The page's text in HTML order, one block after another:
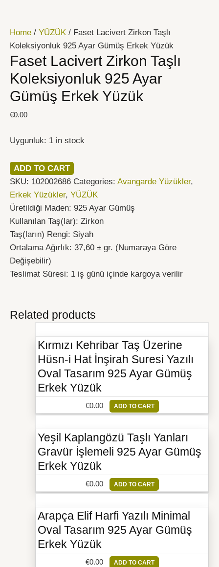
Home / YÜZÜK / Faset Lacivert Zirkon Taşlı
Koleksiyonluk 925 Ayar Gümüş Erkek Yüzük
Faset Lacivert Zirkon Taşlı
Koleksiyonluk 925 Ayar
Gümüş Erkek Yüzük
€0.00
Uygunluk: 1 in stock
Zirkon
Taşlı
Koleksiyonluk
925
Ayar
Gümüş
Erkek
quantity
ADD TO CART
SKU: 102002686 Categories: Avangarde Yüzükler,
Erkek Yüzükler, YÜZÜK
Üretildiği Maden: 925 Ayar Gümüş
Kullanılan Taş(lar): Zirkon
Taş(ların) Rengi: Siyah
Ortalama Ağırlık: 37,60 ± gr. (Numaraya Göre
Değişebilir)
Teslimat Süresi: 1 iş günü içinde kargoya verilir
Related products
Kırmızı Kehribar Taş Üzerine
Hüsn-i Hat İnşirah Suresi Yazılı
Oval Tasarım 925 Ayar Gümüş
Erkek Yüzük
€0.00 ADD TO CART
Yeşil Kaplangözü Taşlı Yanları
Gravür İşlemeli 925 Ayar Gümüş
Erkek Yüzük
€0.00 ADD TO CART
Arapça Elif Harfi Yazılı Minimal
Oval Tasarım 925 Ayar Gümüş
Erkek Yüzük
€0.00 ADD TO CART